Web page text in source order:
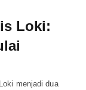
Loki:
menjadi dua